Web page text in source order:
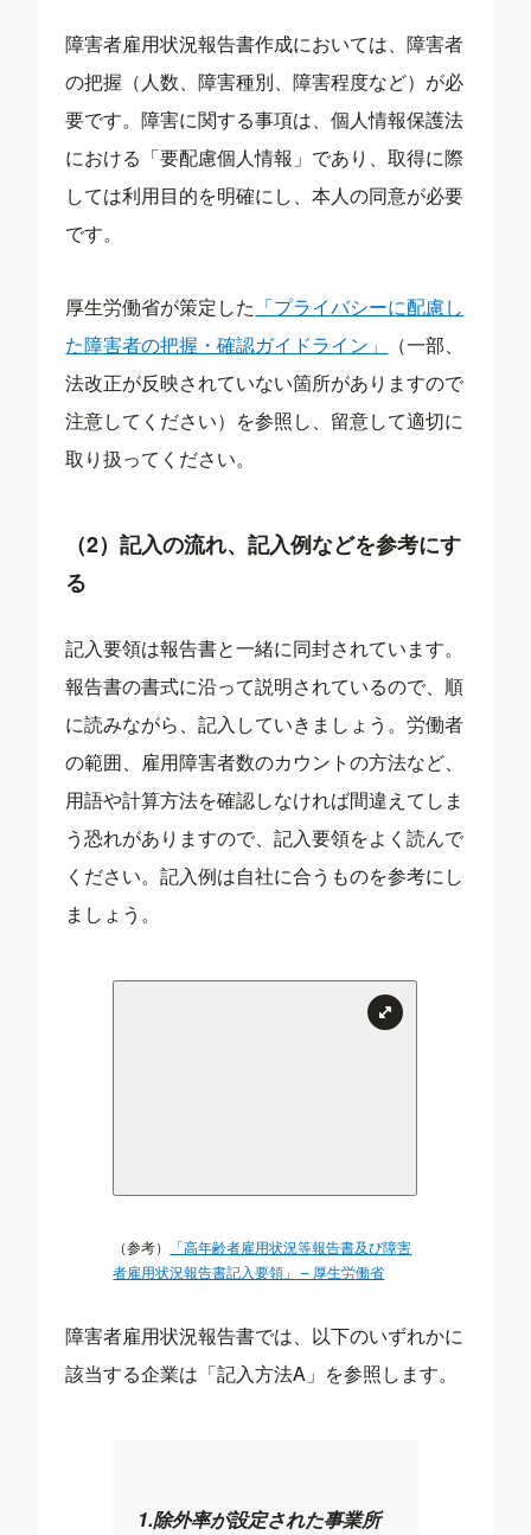
障害者雇用状況報告書作成においては、障害者
の把握（人数、障害種別、障害程度など）が必
要です。障害に関する事項は、個人情報保護法
における「要配慮個人情報」であり、取得に際
しては利用目的を明確にし、本人の同意が必要
です。
厚生労働省が策定した 「プライバシーに配慮し
た障害者の把握・確認ガイドライン」
（一部、
法改正が反映されていない箇所がありますので
注意してください）を参照し、留意して適切に
取り扱ってください。
（2）記入の流れ、記入例などを参考にす
る
記入要領は報告書と一緒に同封されています。
報告書の書式に沿って説明されているので、順
に読みながら、記入していきましょう。労働者
の範囲、雇用障害者数のカウントの方法など、
用語や計算方法を確認しなければ間違えてしま
う恐れがありますので、記入要領をよく読んで
ください。記入例は自社に合うものを参考にし
ましょう。
（参考）
「高年齢者雇用状況等報告書及び障害
者雇用状況報告書記入要領」 – 厚生労働省
障害者雇用状況報告書では、以下のいずれかに
該当する企業は「記入方法A」を参照します。
1.除外率が設定された事業所